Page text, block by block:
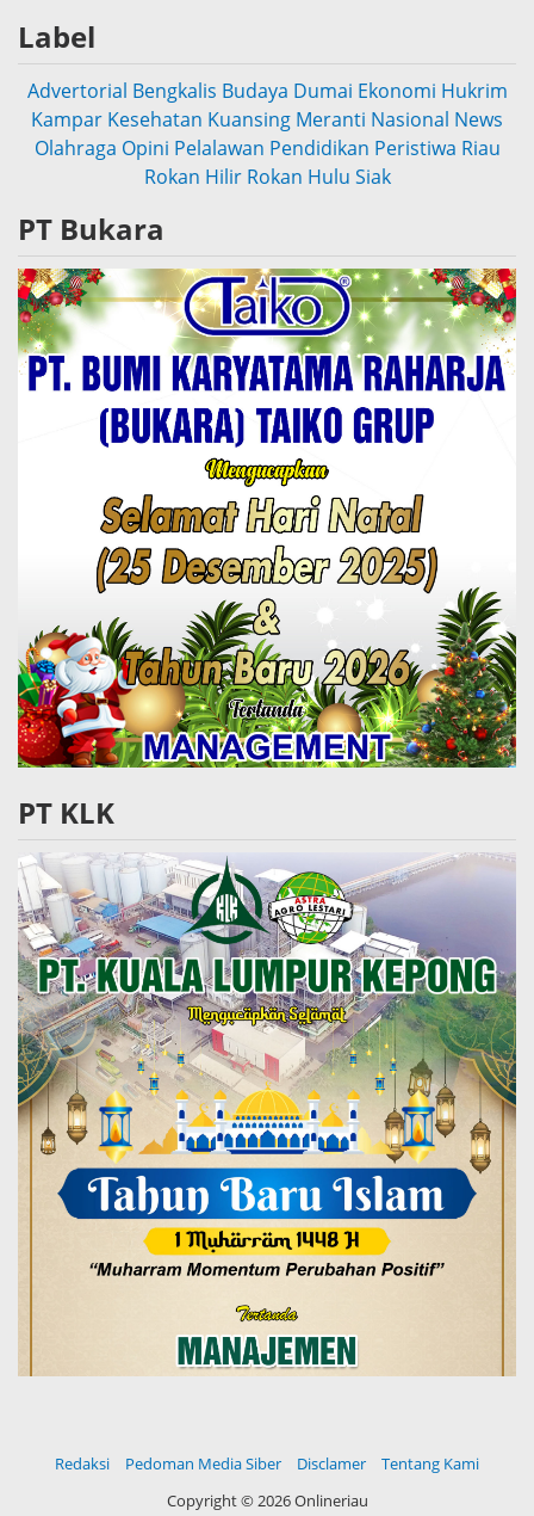
Label
Advertorial Bengkalis Budaya Dumai Ekonomi Hukrim
Kampar Kesehatan Kuansing Meranti Nasional News
Olahraga Opini Pelalawan Pendidikan Peristiwa Riau
Rokan Hilir Rokan Hulu Siak
PT Bukara
PT KLK
Redaksi Pedoman Media Siber Disclamer
Tentang Kami
Copyright ©2026 Onlineriau